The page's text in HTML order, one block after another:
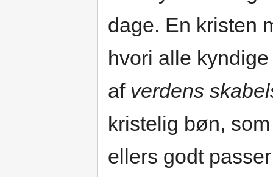
dage. En kristen
hvori alle
af verdens
kristelig bøn,
ellers godt